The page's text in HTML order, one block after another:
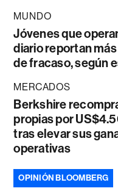
MUNDO
Jóvenes que
diario reportan
de fracaso, según
MERCADOS
Berkshire
propias por
tras elevar sus
operativas
OPINIÓN BLOOMBERG